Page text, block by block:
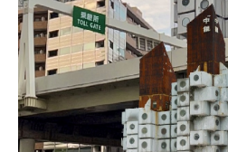
の何れかの項目に該当すること
員としての権限を承認しないこと
(1) 会員申し込みをした者が実在し
(2) 本規約に違反した場合/li>
(3) 会員申し込みの際、申告事項に虚
(4) 会員申込者が管理者所定の手続
理を行わなかった場合